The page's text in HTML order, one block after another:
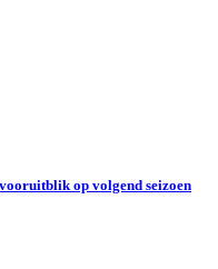
op volgend seizoen